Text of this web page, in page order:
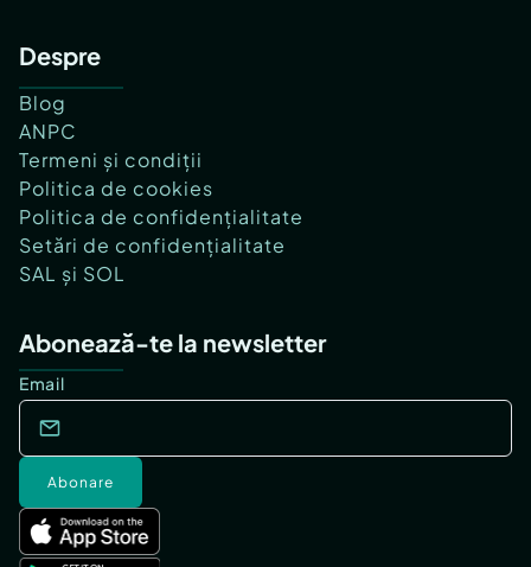
Despre
Blog
ANPC
Termeni și condiții
Politica de cookies
Politica de confidențialitate
Setări de confidențialitate
SAL și SOL
Abonează-te la newsletter
Email
Abonare